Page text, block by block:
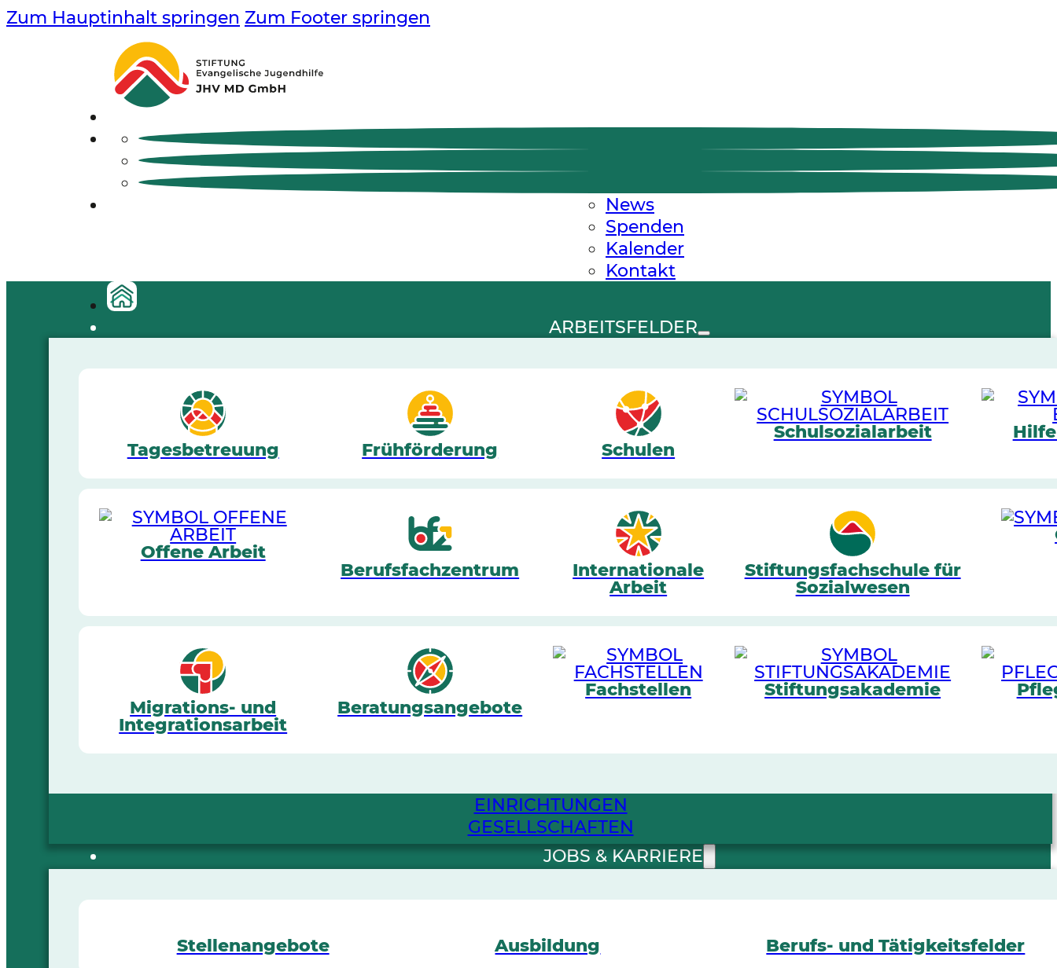
Zum Hauptinhalt springen Zum Footer springen
News
Spenden
Kalender
Kontakt
ARBEITSFELDER
Tagesbetreuung Frühförderung Schulen
Schulsozialarbeit
Offene Arbeit
Berufsfachzentrum
Internationale
Arbeit
Stiftungsfachschule für
Sozialwesen
Migrations- und
Integrationsarbeit
Beratungsangebote
Fachstellen Stiftungsakademie
EINRICHTUNGEN
GESELLSCHAFTEN
JOBS & KARRIERE
Stellenangebote Ausbildung Berufs- und Tätigkeitsfelder